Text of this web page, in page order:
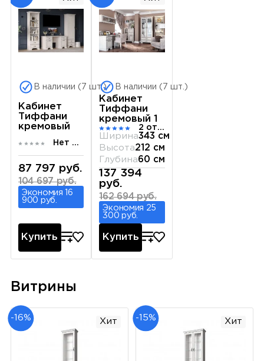
В наличии (7 шт.)
Кабинет
Тиффани
кремовый
Нет отзывов
87 797 руб.
104 697 руб.
Экономия 16
900 руб.
Купить
В наличии (7 шт.)
Кабинет
Тиффани
кремовый 1
2 отзыва
Ширина343 см
Высота212 см
Глубина60 см
137 394
руб.
162 694 руб.
Экономия 25
300 руб.
Купить
Витрины
-16% Хит -15% Хит